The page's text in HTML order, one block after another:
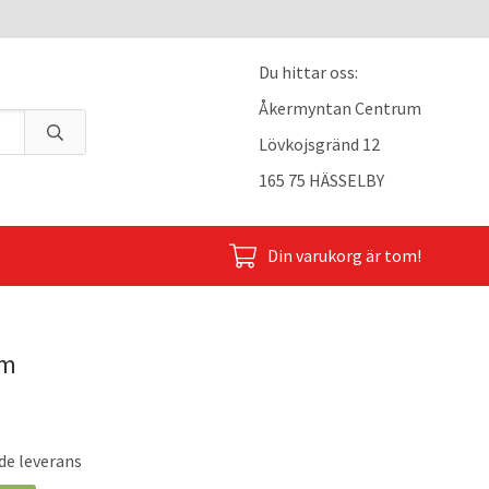
Du hittar oss:
Åkermyntan Centrum
Lövkojsgränd 12
165 75 HÄSSELBY
Din varukorg är tom!
leverans